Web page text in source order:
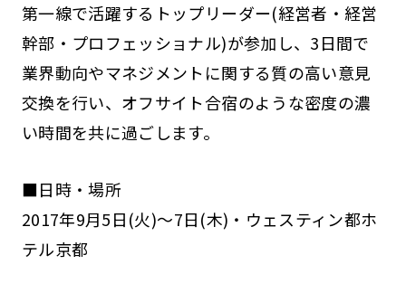
第一線で活躍するトップリーダー(経営者・経営
幹部・プロフェッショナル)が参加し、3日間で
業界動向やマネジメントに関する質の高い意見
交換を行い、オフサイト合宿のような密度の濃
い時間を共に過ごします。
■日時・場所
2017年9月5日(火)～7日(木)・ウェスティン都ホ
テル京都